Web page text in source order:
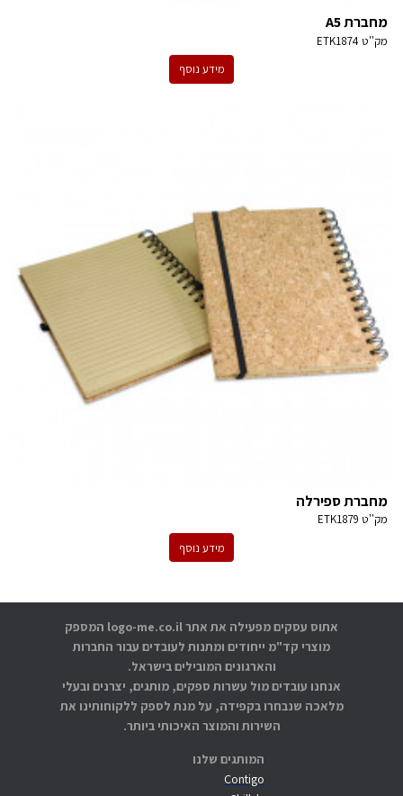
מחברת A5
מק''טETK1874
מידע נוסף
מחברת ספירלה
מק''ט ETK1879
מידע נוסף
המותגים שלנו
Contigo
אתוס עסקים מפעילה את אתר logo-me.co.il המספק
מוצרי קד"מ ייחודים ומתנות לעובדים עבור החברות
והארגונים המובילים בישראל.
אנחנו עובדים מול עשרות ספקים, מותגים, יצרנים ובעלי
מלאכה שנבחרו בקפידה, על מנת לספק ללקוחותינו את
השירות והמוצר האיכותי ביותר.